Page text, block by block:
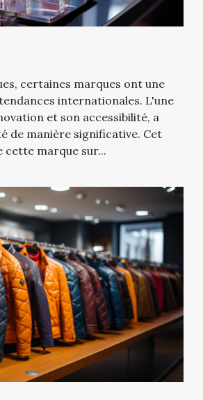
certaines marques ont une
internationales. L'une
et son accessibilité, a
de manière significative. Cet
marque sur...